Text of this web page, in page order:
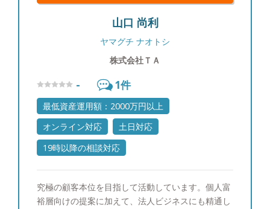
山口 尚利
ヤマグチ ナオトシ
株式会社ＴＡ
- 1件
最低資産運用額：2000万円以上
オンライン対応
土日対応
19時以降の相談対応
究極の顧客本位を目指して活動しています。個人富
裕層向けの提案に加えて、法人ビジネスにも精通し